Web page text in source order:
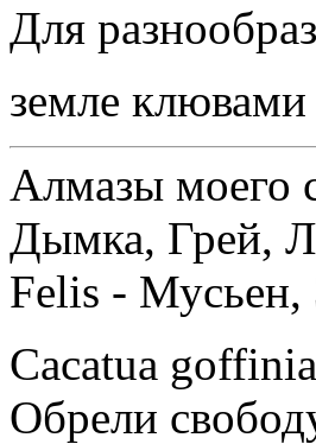
Для
земле
Алмазы моего
Дымка, Грей,
Felis - Мусьен,
Cacatua
Обрели